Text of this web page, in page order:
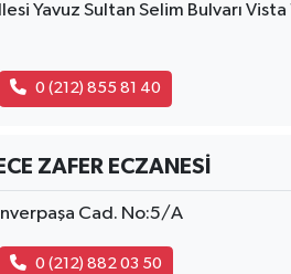
Yavuz Sultan Selim Bulvarı
0 (212) 855 81 40
ZAFER ECZANESİ
Cad. No:5/A
0 (212) 882 03 50